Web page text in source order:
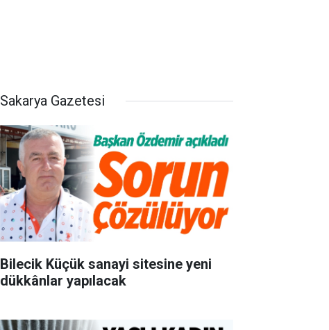
Sakarya Gazetesi
Bilecik Küçük sanayi sitesine yeni
dükkânlar yapılacak